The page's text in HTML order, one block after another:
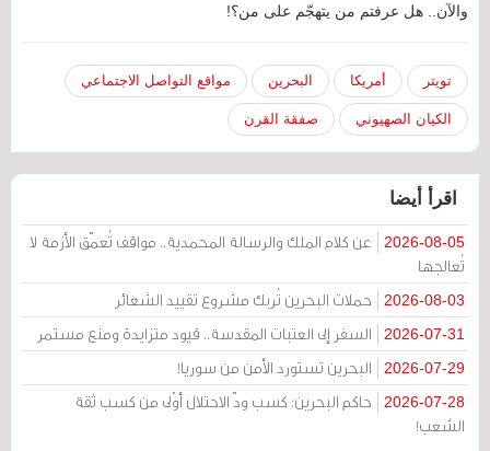
والآن.. هل عرفتم من يتهجّم على من؟!
تويتر أمريكا البحرين مواقع التواصل الاجتماعي
الكيان الصهيوني صفقة القرن
اقرأ أيضا
2026-08-05
عن كلام الملك والرسالة المحمدية.. مواقف تُعمّق الأزمة لا
تُعالجها
2026-08-03 حملات البحرين تُربك مشروع تقييد الشعائر
2026-07-31 السفر إلى العتبات المقدسة.. قيود متزايدة ومنع مستمر
2026-07-29 البحرين تستورد الأمن من سوريا!
2026-07-28
حاكم البحرين: كسب ودّ الاحتلال أوْلى من كسب ثقة
الشعب!